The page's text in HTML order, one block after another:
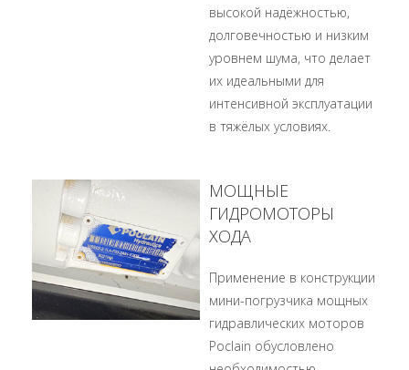
высокой надёжностью,
долговечностью и низким
уровнем шума, что делает
их идеальными для
интенсивной эксплуатации
в тяжёлых условиях.
МОЩНЫЕ
ГИДРОМОТОРЫ
ХОДА
Применение в конструкции
мини-погрузчика мощных
гидравлических моторов
Poclain обусловлено